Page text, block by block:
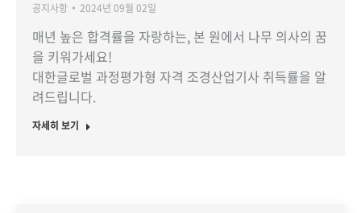
공지사항 2024년 09월 02일
매년 높은 합격률을 자랑하는, 본 원에서 나무 의사의 꿈
을 키워가세요!
대한글로벌 과정평가형 자격 조경산업기사 취득률을 알
려드립니다.
자세히 보기